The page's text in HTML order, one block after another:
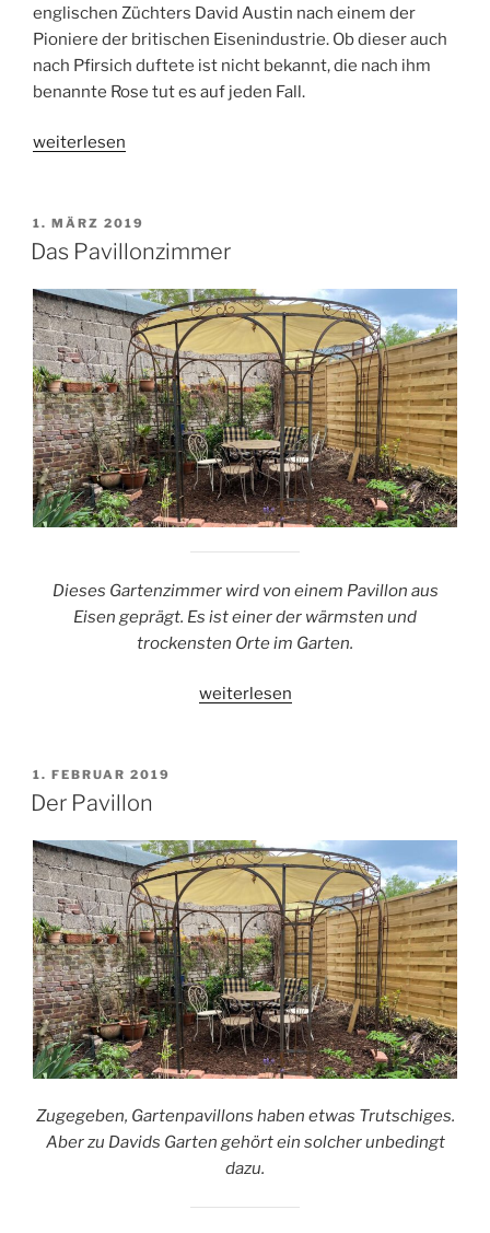
englischen Züchters David Austin nach einem der
Pioniere der britischen Eisenindustrie. Ob dieser auch
nach Pfirsich duftete ist nicht bekannt, die nach ihm
benannte Rose tut es auf jeden Fall.
„Rose
weiterlesen
VERÖFFENTLICHT
AM
1. MÄRZ 2019
Das Pavillonzimmer
Dieses Gartenzimmer wird von einem Pavillon aus
Eisen geprägt. Es ist einer der wärmsten und
trockensten Orte im Garten.
„Das
weiterlesen
VERÖFFENTLICHT
AM
1. FEBRUAR 2019
Der Pavillon
Zugegeben, Gartenpavillons haben etwas Trutschiges.
Aber zu Davids Garten gehört ein solcher unbedingt
dazu.